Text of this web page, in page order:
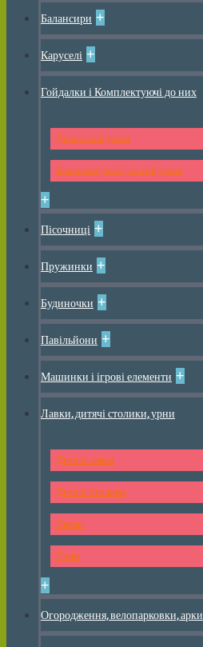
Балансири +
Каруселі +
Гойдалки і Комплектуючі до них
Дитячі гойдалки
Комплектуючі для гойдалок
+
Пісочниці +
Пружинки +
Будиночки +
Павільйони +
Машинки і ігрові елементи +
Лавки, дитячі столики, урни
Дитячі лавки
Дитячі столики
Лавки
Урни
+
Огородження, велопарковки, арки